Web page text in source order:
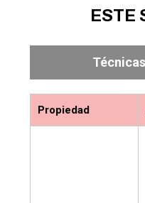
ESTE
Propiedad